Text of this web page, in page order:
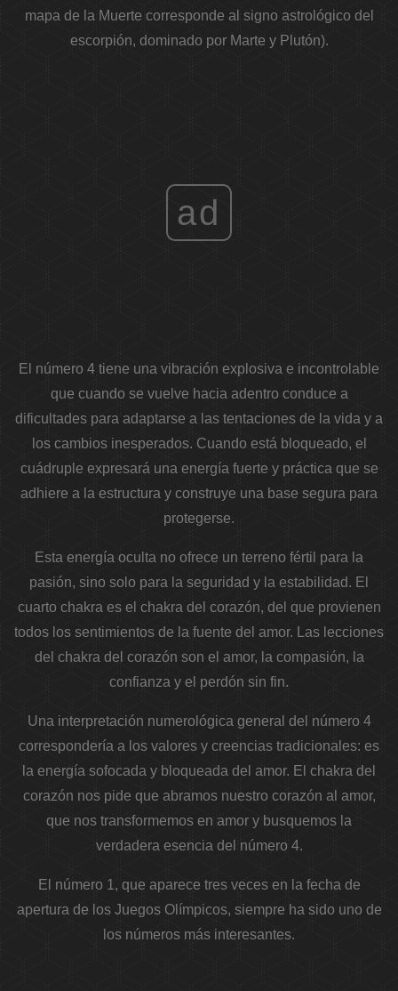
mapa de la Muerte corresponde al signo astrológico del
escorpión, dominado por Marte y Plutón).
ad
El número 4 tiene una vibración explosiva e incontrolable
que cuando se vuelve hacia adentro conduce a
dificultades para adaptarse a las tentaciones de la vida y a
los cambios inesperados. Cuando está bloqueado, el
cuádruple expresará una energía fuerte y práctica que se
adhiere a la estructura y construye una base segura para
protegerse.
Esta energía oculta no ofrece un terreno fértil para la
pasión, sino solo para la seguridad y la estabilidad. El
cuarto chakra es el chakra del corazón, del que provienen
todos los sentimientos de la fuente del amor. Las lecciones
del chakra del corazón son el amor, la compasión, la
confianza y el perdón sin fin.
Una interpretación numerológica general del número 4
correspondería a los valores y creencias tradicionales: es
la energía sofocada y bloqueada del amor. El chakra del
corazón nos pide que abramos nuestro corazón al amor,
que nos transformemos en amor y busquemos la
verdadera esencia del número 4.
El número 1, que aparece tres veces en la fecha de
apertura de los Juegos Olímpicos, siempre ha sido uno de
los números más interesantes.